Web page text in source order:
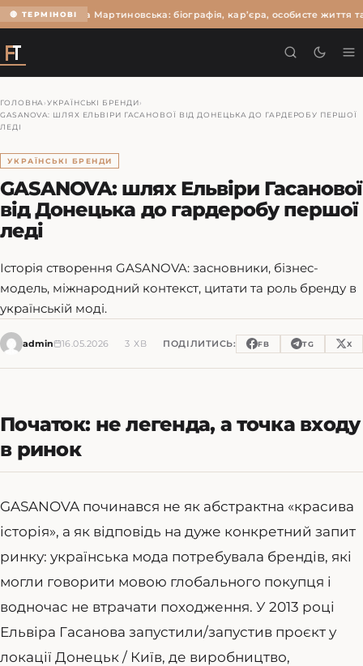
🔴 ТЕРМІНОВІОльга Мартиновська: біографія, кар’єра, особисте життя
ГОЛОВНА ›УКРАЇНСЬКІ БРЕНДИ›
GASANOVA: ШЛЯХ ЕЛЬВІРИ ГАСАНОВОЇ ВІД ДОНЕЦЬКА ДО ГАРДЕРОБУ ПЕРШОЇ
ЛЕДІ
УКРАЇНСЬКІ БРЕНДИ
GASANOVA: шлях Ельвіри Гасанової
від Донецька до гардеробу першої
леді
Історія створення GASANOVA: засновники, бізнес-
модель, міжнародний контекст, цитати та роль бренду в
українській моді.
admin 16.05.2026 3 ХВ ПОДІЛИТИСЬ: FB TG X
Початок: не легенда, а точка входу
в ринок
GASANOVA починався не як абстрактна «красива
історія», а як відповідь на дуже конкретний запит
ринку: українська мода потребувала брендів, які
могли говорити мовою глобального покупця і
водночас не втрачати походження. У 2013 році
Ельвіра Гасанова запустили/запустив проєкт у
локації Донецьк / Київ, де виробництво,